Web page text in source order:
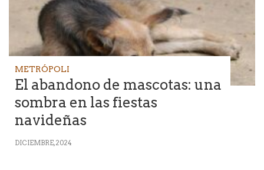
METRÓPOLI
El abandono de mascotas: una
sombra en las fiestas
navideñas
DICIEMBRE, 2024